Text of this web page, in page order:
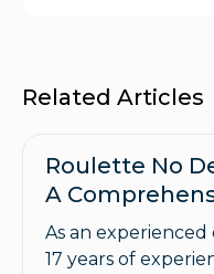
Related Articles
Roulette No
A
As an
17 years of